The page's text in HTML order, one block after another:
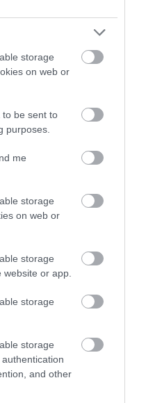
storage
on web or
to be sent to
purposes.
me
storage
on web or
storage
or app.
storage
storage
and other
08-04